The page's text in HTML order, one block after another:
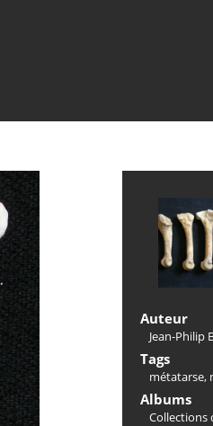
Auteur
Jean-Philip
Tags
métatarse,
Albums
Collections